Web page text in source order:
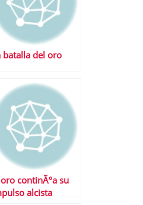
batalla del oro
continÃºa su
alcista